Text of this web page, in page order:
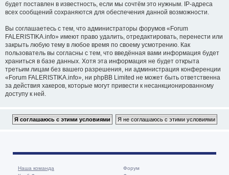
будет поставлен в известность, если мы сочтём это нужным. IP-адреса
всех сообщений сохраняются для обеспечения данной возможности.
Вы соглашаетесь с тем, что администраторы форумов «Forum
FALERISTIKA.info» имеют право удалить, отредактировать, перенести или
закрыть любую тему в любое время по своему усмотрению. Как
пользователь вы согласны с тем, что введённая вами информация будет
храниться в базе данных. Хотя эта информация не будет открыта
третьим лицам без вашего разрешения, ни администрация конференции
«Forum FALERISTIKA.info», ни phpBB Limited не может быть ответственна
за действия хакеров, которые могут привести к несанкционированному
доступу к ней.
Наша команда
Форум